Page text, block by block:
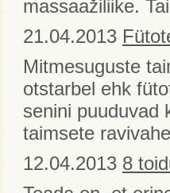
massaažiliike.
21.04.2013
Mitmesuguste
otstarbel ehk
senini puuduvad
taimsete
12.04.2013 8